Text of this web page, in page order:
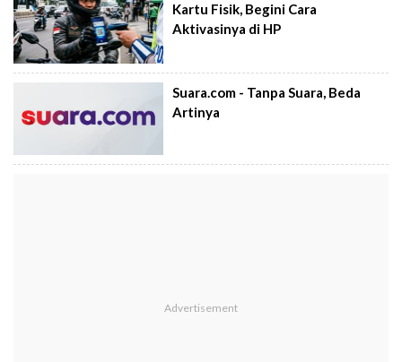
Kartu Fisik, Begini Cara
Aktivasinya di HP
Suara.com - Tanpa Suara, Beda
Artinya